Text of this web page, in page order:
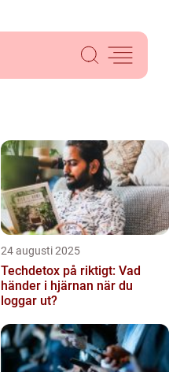
24 augusti 2025
Techdetox på riktigt: Vad
händer i hjärnan när du
loggar ut?